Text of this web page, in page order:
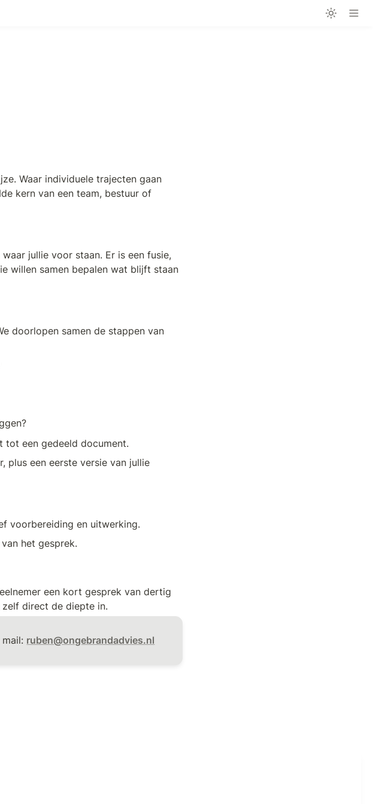
Waar individuele trajecten gaan
kern van een team, bestuur of
jullie voor staan. Er is een fusie,
willen samen bepalen wat blijft staan
doorlopen samen de stappen van
tot een gedeeld document.
plus een eerste versie van jullie
voorbereiding en uitwerking.
het gesprek.
een kort gesprek van dertig
direct de diepte in.
ruben@ongebrandadvies.nl